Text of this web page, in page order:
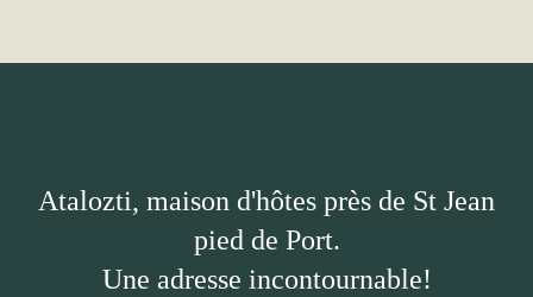
Atalozti, maison d'hôtes près de St Jean
pied de Port.
Une adresse incontournable!